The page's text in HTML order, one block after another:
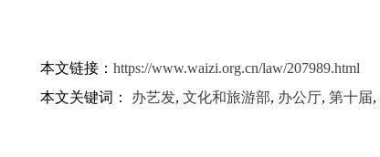
本文链接： https://www.waizi.org.cn/law/207989.html
本文关键词： 办艺发, 文化和旅游部, 办公厅, 第十届,